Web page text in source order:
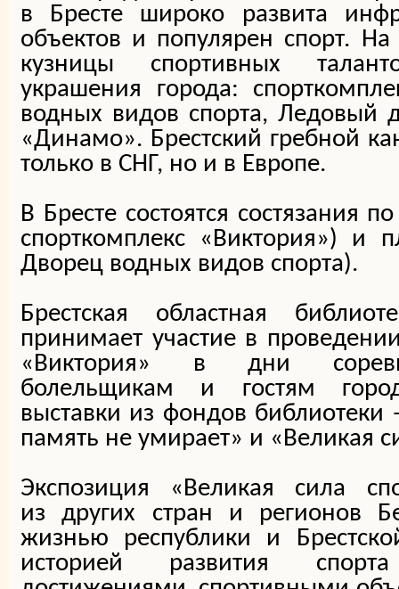
в Бресте широко развита
объектов и популярен спорт.
кузницы спортивных
украшения города:
водных видов спорта, Ледовый
«Динамо». Брестский гребной
только в СНГ, но и в Европе.
В Бресте состоятся состязания
спорткомплекс «Виктория») и
Дворец водных видов спорта).
Брестская областная
принимает участие в
«Виктория» в дни
болельщикам и гостям
выставки из фондов
память не умирает» и «Великая
Экспозиция «Великая сила
из других стран и регионов
жизнью республики и
историей развития